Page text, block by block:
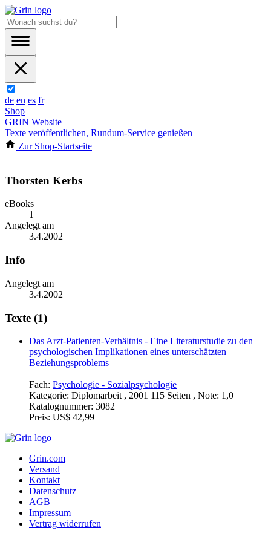
de en es fr
Shop
GRIN Website
Texte veröffentlichen, Rundum-Service genießen
Zur Shop-Startseite
Thorsten Kerbs
eBooks
1
Angelegt am
3.4.2002
Info
Angelegt am
3.4.2002
Texte (1)
Das Arzt-Patienten-Verhältnis - Eine Literaturstudie zu den
psychologischen Implikationen eines unterschätzten
Beziehungsproblems
Fach: Psychologie - Sozialpsychologie
Kategorie: Diplomarbeit , 2001 115 Seiten , Note: 1,0
Katalognummer: 3082
Preis: US$ 42,99
Grin.com
Versand
Kontakt
Datenschutz
AGB
Impressum
Vertrag widerrufen